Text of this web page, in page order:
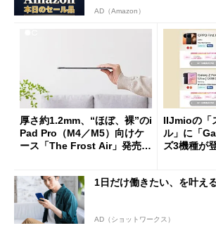
AD（Amazon）
厚さ約1.2mm、“ほぼ、裸”のi
Pad Pro（M4／M5）向けケ
ース「The Frost Air」発売
IIJmioの「
ル」に「
ズ3機種が
1日だけ働きたい、を叶え
AD（ショットワークス）